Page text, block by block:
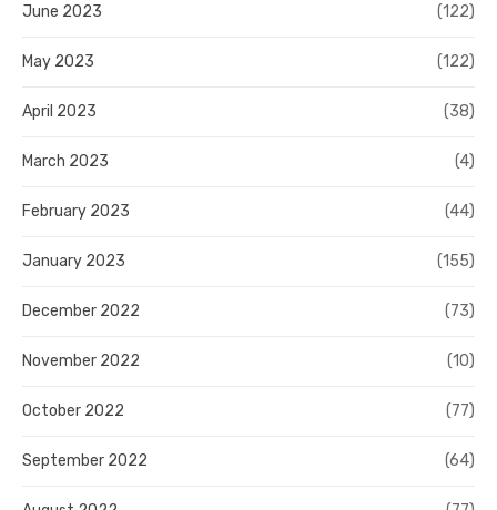
June 2023 (122)
May 2023 (122)
April 2023 (38)
March 2023 (4)
February 2023 (44)
January 2023 (155)
December 2022 (73)
November 2022 (10)
October 2022 (77)
September 2022 (64)